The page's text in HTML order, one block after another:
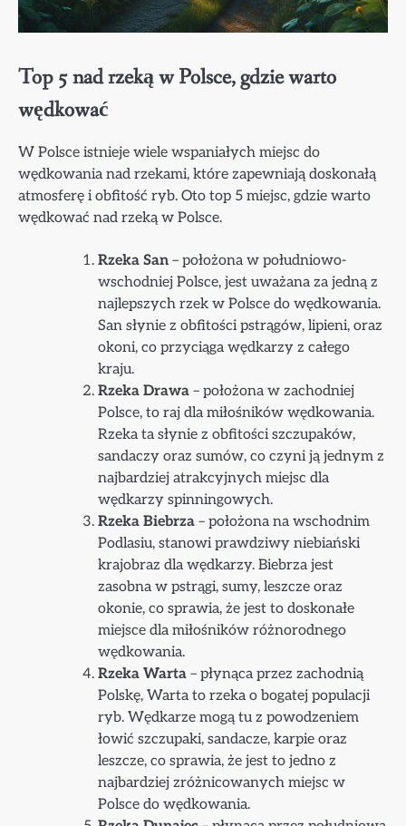
Top 5 nad rzeką w Polsce, gdzie warto
wędkować
W Polsce istnieje wiele wspaniałych miejsc do
wędkowania nad rzekami, które zapewniają doskonałą
atmosferę i obfitość ryb. Oto top 5 miejsc, gdzie warto
wędkować nad rzeką w Polsce.
Rzeka San – położona w południowo-
wschodniej Polsce, jest uważana za jedną z
najlepszych rzek w Polsce do wędkowania.
San słynie z obfitości pstrągów, lipieni, oraz
okoni, co przyciąga wędkarzy z całego
kraju.
Rzeka Drawa – położona w zachodniej
Polsce, to raj dla miłośników wędkowania.
Rzeka ta słynie z obfitości szczupaków,
sandaczy oraz sumów, co czyni ją jednym z
najbardziej atrakcyjnych miejsc dla
wędkarzy spinningowych.
Rzeka Biebrza – położona na wschodnim
Podlasiu, stanowi prawdziwy niebiański
krajobraz dla wędkarzy. Biebrza jest
zasobna w pstrągi, sumy, leszcze oraz
okonie, co sprawia, że jest to doskonałe
miejsce dla miłośników różnorodnego
wędkowania.
Rzeka Warta – płynąca przez zachodnią
Polskę, Warta to rzeka o bogatej populacji
ryb. Wędkarze mogą tu z powodzeniem
łowić szczupaki, sandacze, karpie oraz
leszcze, co sprawia, że jest to jedno z
najbardziej zróżnicowanych miejsc w
Polsce do wędkowania.